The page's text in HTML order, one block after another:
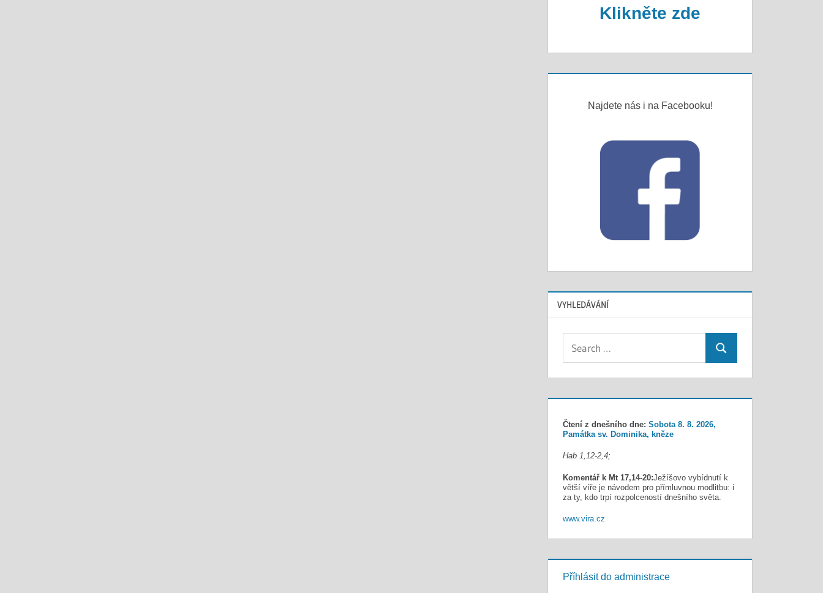
Klikněte zde
Najdete nás i na Facebooku!
VYHLEDÁVÁNÍ
Search
Čtení z dnešního dne:Sobota 8. 8. 2026,
Památka sv. Dominika, kněze
Hab 1,12-2,4;
Komentář k Mt 17,14-20:Ježíšovo vybídnutí k
větší víře je návodem pro přímluvnou modlitbu: i
za ty, kdo trpí rozpolceností dnešního světa.
www.vira.cz
Příhlásit do administrace